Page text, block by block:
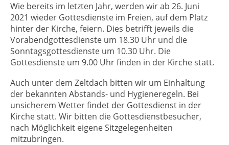
Wie bereits im letzten Jahr, werden wir ab 26. Juni
2021 wieder Gottesdienste im Freien, auf dem Platz
hinter der Kirche, feiern. Dies betrifft jeweils die
Vorabendgottesdienste um 18.30 Uhr und die
Sonntagsgottesdienste um 10.30 Uhr. Die
Gottesdienste um 9.00 Uhr finden in der Kirche statt.
Auch unter dem Zeltdach bitten wir um Einhaltung
der bekannten Abstands- und Hygieneregeln. Bei
unsicherem Wetter findet der Gottesdienst in der
Kirche statt. Wir bitten die Gottesdienstbesucher,
nach Möglichkeit eigene Sitzgelegenheiten
mitzubringen.